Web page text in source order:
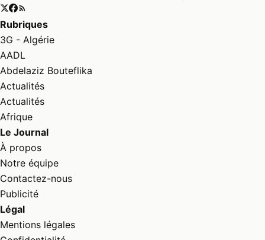
Rubriques
3G - Algérie
AADL
Abdelaziz Bouteflika
Actualités
Actualités
Afrique
Le Journal
À propos
Notre équipe
Contactez-nous
Publicité
Légal
Mentions légales